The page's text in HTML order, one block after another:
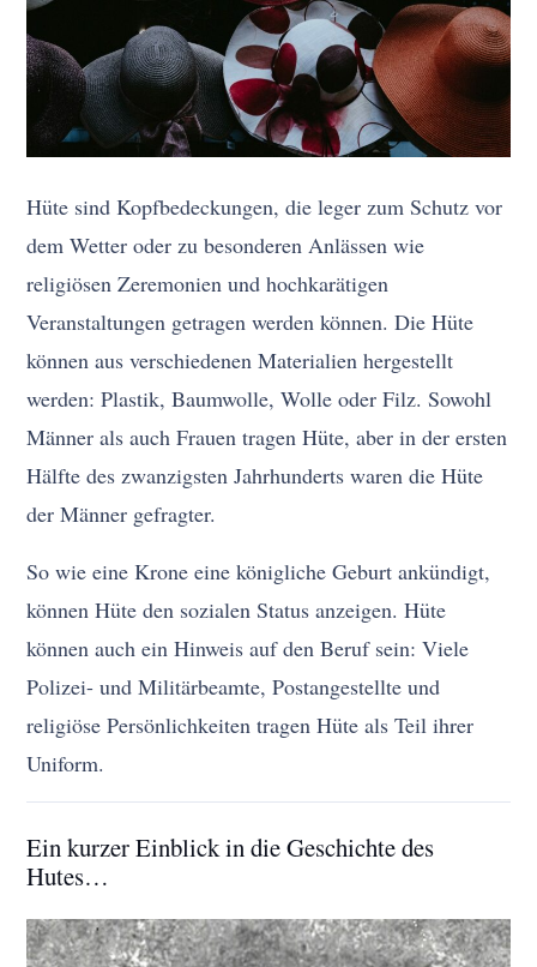
Hüte sind Kopfbedeckungen, die leger zum Schutz vor
dem Wetter oder zu besonderen Anlässen wie
religiösen Zeremonien und hochkarätigen
Veranstaltungen getragen werden können. Die Hüte
können aus verschiedenen Materialien hergestellt
werden: Plastik, Baumwolle, Wolle oder Filz. Sowohl
Männer als auch Frauen tragen Hüte, aber in der ersten
Hälfte des zwanzigsten Jahrhunderts waren die Hüte
der Männer gefragter.
So wie eine Krone eine königliche Geburt ankündigt,
können Hüte den sozialen Status anzeigen. Hüte
können auch ein Hinweis auf den Beruf sein: Viele
Polizei- und Militärbeamte, Postangestellte und
religiöse Persönlichkeiten tragen Hüte als Teil ihrer
Uniform.
Ein kurzer Einblick in die Geschichte des
Hutes…